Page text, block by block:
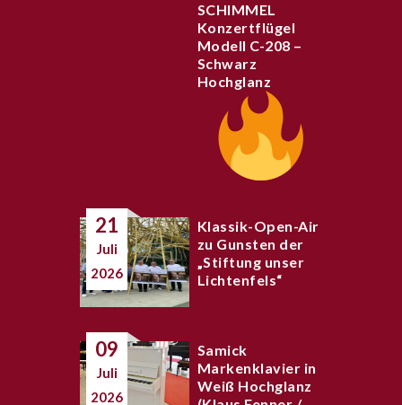
SCHIMMEL
Konzertflügel
Modell C-208 –
Schwarz
Hochglanz
21
Juli
2026
Klassik-Open-Air
zu Gunsten der
„Stiftung unser
Lichtenfels“
09
Juli
2026
Samick
Markenklavier in
Weiß Hochglanz